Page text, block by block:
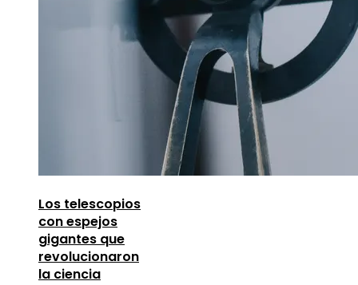
Los telescopios
con espejos
gigantes que
revolucionaron
la ciencia